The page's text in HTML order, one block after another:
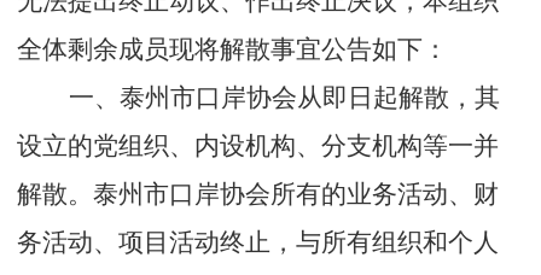
全体剩余成员现将解散事宜公告如下：
一、泰州市口岸协会从即日起解散，其
设立的党组织、内设机构、分支机构等一并
解散。泰州市口岸协会所有的业务活动、财
务活动、项目活动终止，与所有组织和个人